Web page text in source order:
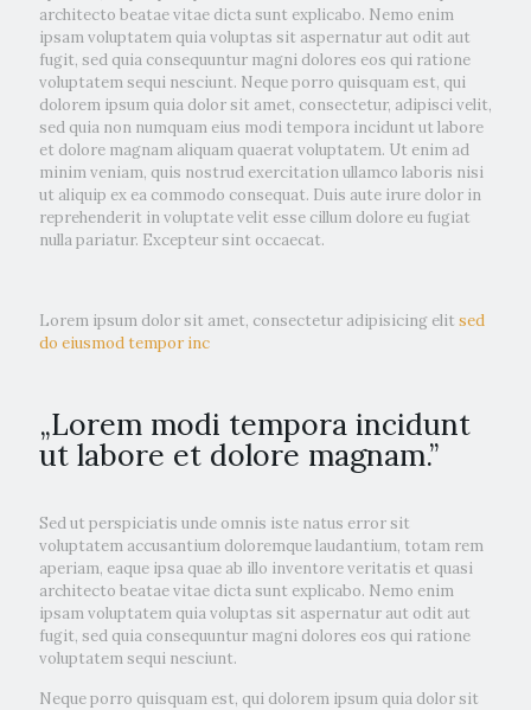
architecto beatae vitae dicta sunt explicabo. Nemo enim
ipsam voluptatem quia voluptas sit aspernatur aut odit aut
fugit, sed quia consequuntur magni dolores eos qui ratione
voluptatem sequi nesciunt. Neque porro quisquam est, qui
dolorem ipsum quia dolor sit amet, consectetur, adipisci velit,
sed quia non numquam eius modi tempora incidunt ut labore
et dolore magnam aliquam quaerat voluptatem. Ut enim ad
minim veniam, quis nostrud exercitation ullamco laboris nisi
ut aliquip ex ea commodo consequat. Duis aute irure dolor in
reprehenderit in voluptate velit esse cillum dolore eu fugiat
nulla pariatur. Excepteur sint occaecat.
Lorem ipsum dolor sit amet, consectetur adipisicing elit sed
do eiusmod tempor inc
„Lorem modi tempora incidunt
ut labore et dolore magnam.”
Sed ut perspiciatis unde omnis iste natus error sit
voluptatem accusantium doloremque laudantium, totam rem
aperiam, eaque ipsa quae ab illo inventore veritatis et quasi
architecto beatae vitae dicta sunt explicabo. Nemo enim
ipsam voluptatem quia voluptas sit aspernatur aut odit aut
fugit, sed quia consequuntur magni dolores eos qui ratione
voluptatem sequi nesciunt.
Neque porro quisquam est, qui dolorem ipsum quia dolor sit